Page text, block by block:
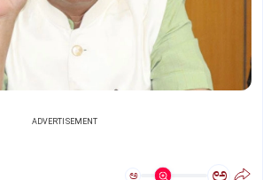
ADVERTISEMENT
ಅ ಅ